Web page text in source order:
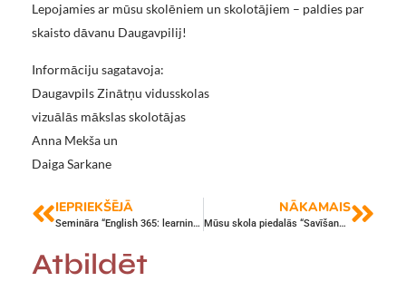
Lepojamies ar mūsu skolēniem un skolotājiem – paldies par
skaisto dāvanu Daugavpilij!
Informāciju sagatavoja:
Daugavpils Zinātņu vidusskolas
vizuālās mākslas skolotājas
Anna Mekša un
Daiga Sarkane
IEPRIEKŠĒJĀ
Semināra “English 365: learning in and out of the classroom” akcenti
NĀKAMAIS
Mūsu skola piedalās “Savīšanās ceļā”
Atbildēt